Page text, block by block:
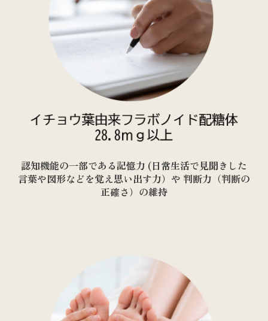
認知機能の一部である記憶力 (日常生活で見聞きした
言葉や図形などを覚え思い出す力）や 判断力（判断の
正確さ）の維持